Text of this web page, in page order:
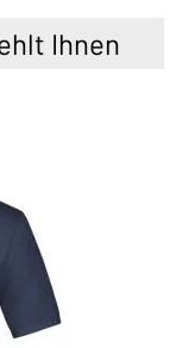
Ihnen